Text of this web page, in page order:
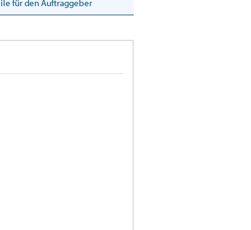
für den Auftraggeber